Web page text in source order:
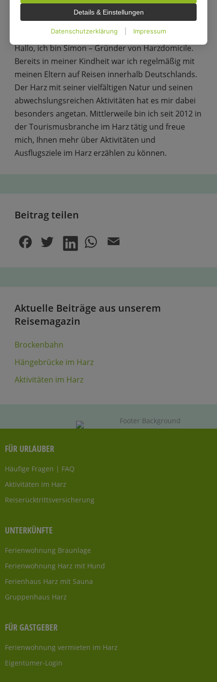
Details & Einstellungen
Datenschutzerklärung Impressum
Beitrag vonSimon Kleinert
Experte
Hallo, ich bin Simon – Gründer von Harzdomicile.
Bereits in meiner Kindheit war ich regelmäßig mit
meinen Eltern auf Reisen innerhalb Deutschlands.
Der Harz mit seiner vielfältigen Natur und seinen
abwechs­lungs­reichen Aktivitäten hat es mir dabei
besonders angetan. Mittler­weile bin ich seit 2012 in
der Tourismus­branche im Harz tätig und freue
mich, Ihnen mehr über Aktivitäten und
Ausflugsziele im Harz erzählen zu können.
Beitrag teilen
Aktuelle Beiträge aus unserem
Reisemagazin
Brockenbahn
Hängebrücke im Harz
Aktivitäten im Harz
FÜR URLAUBER
Häufige Fragen | FAQ
Aktivitäten im Harz
Reiserücktrittsversicherung
UNTERKÜNFTE
Ferienwohnung Braunlage
Ferienwohnung Harz mit Hund
Ferienhaus Harz mit Sauna
Gruppenhaus Harz
FÜR GASTGEBER
Ferienwohnung vermieten im Harz
Eigentümer-Login